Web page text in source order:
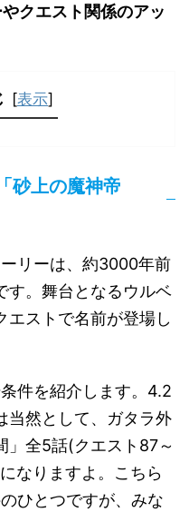
クエスト関係のアッ
[表示]
砂上の魔神帝
リーは、約3000年前
す。舞台となるウルベ
エストで名前が登場し
件を紹介します。4.2
当然として、ガタラ外
」全5話(クエスト87～
なりますよ。こちら
ひとつですが、みな